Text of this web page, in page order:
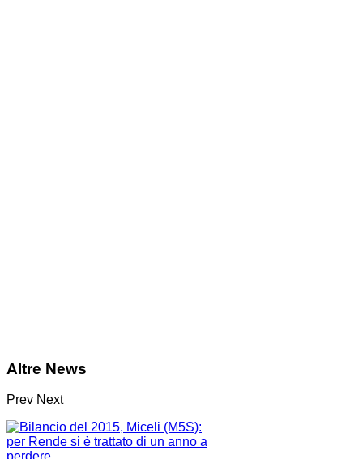
Altre News
Prev Next